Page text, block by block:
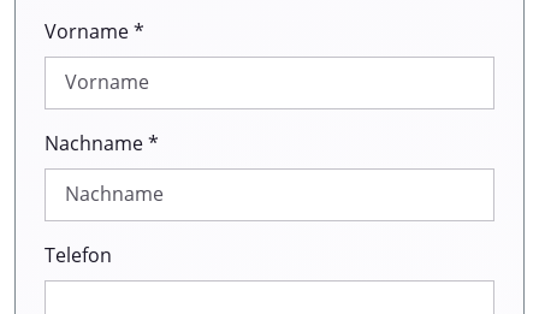
Vorname *
Nachname *
Telefon